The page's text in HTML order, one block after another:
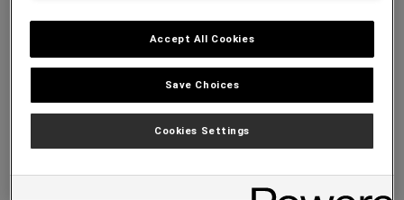
SIMON WEIBHAUSER PRÄSENTIERT EINE SOLIST
Accept All Cookies
Save Choices
Cookies Settings